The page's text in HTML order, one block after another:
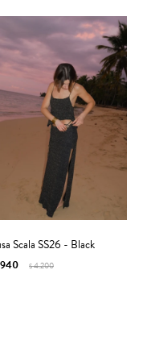
Scala SS26 - Black
$4.200